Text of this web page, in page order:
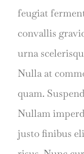
feugiat
convallis
urna
Nulla at
quam.
Nullam
justo finibus